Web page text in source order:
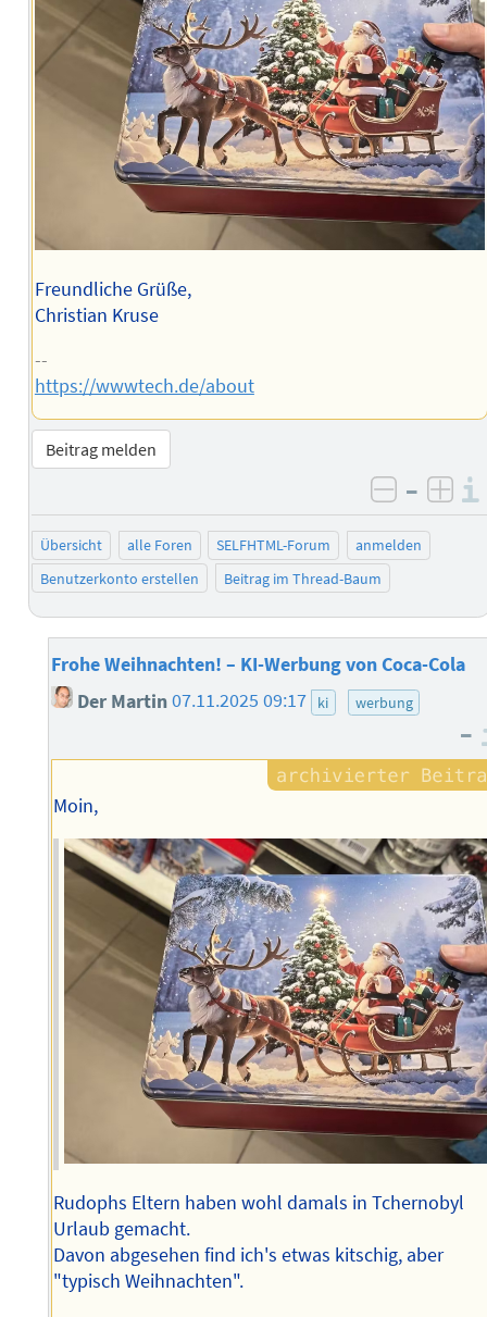
Freundliche Grüße,
Christian Kruse
--
https://wwwtech.de/about
Beitrag melden
negativ
–
Übersicht alle Foren SELFHTML-Forum
anmelden
Benutzerkonto erstellen
Beitrag im Thread-Baum
Frohe Weihnachten! – KI-Werbung von Coca-Cola
Der Martin07.11.2025 09:17 ki werbung
–
Moin,
Rudophs Eltern haben wohl damals in Tchernobyl
Urlaub gemacht.
Davon abgesehen find ich's etwas kitschig, aber
"typisch Weihnachten".